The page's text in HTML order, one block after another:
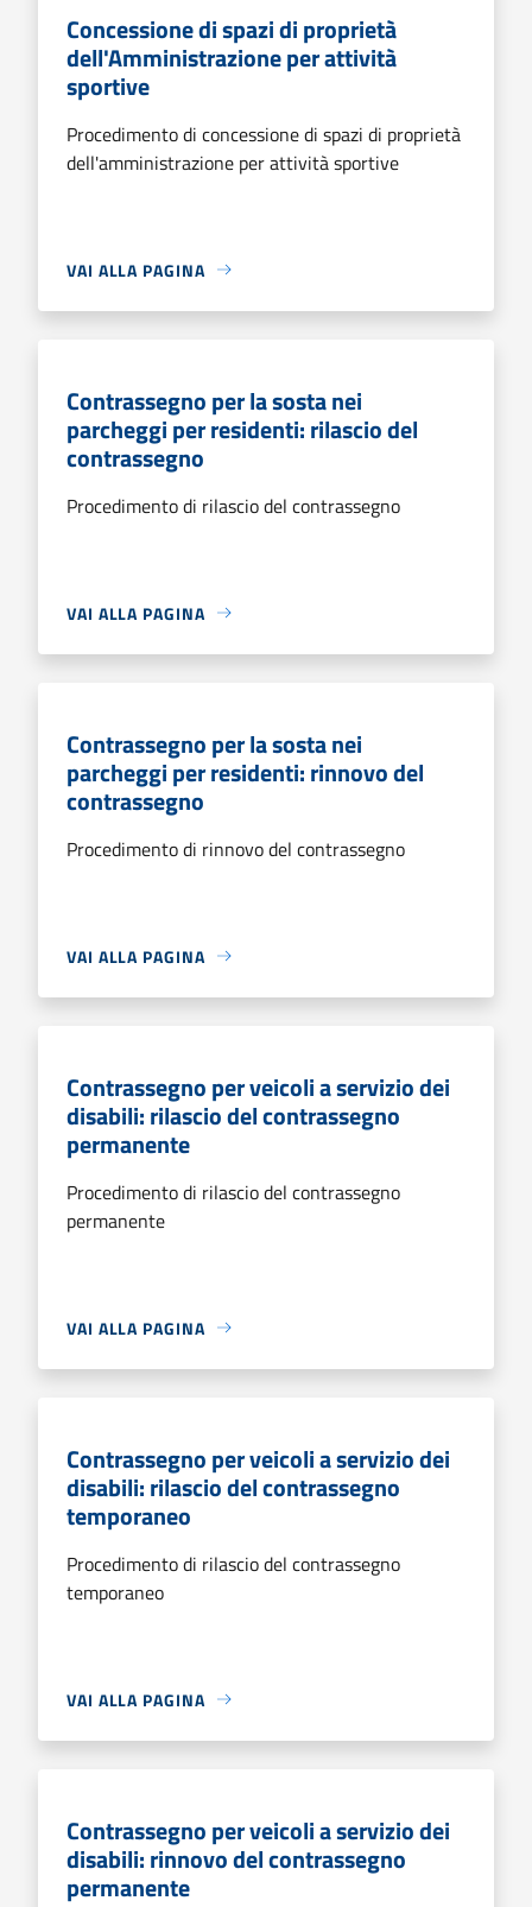
Concessione di spazi di proprietà
dell'Amministrazione per attività
sportive
Procedimento di concessione di spazi di proprietà
dell'amministrazione per attività sportive
VAI ALLA PAGINA
Contrassegno per la sosta nei
parcheggi per residenti: rilascio del
contrassegno
Procedimento di rilascio del contrassegno
VAI ALLA PAGINA
Contrassegno per la sosta nei
parcheggi per residenti: rinnovo del
contrassegno
Procedimento di rinnovo del contrassegno
VAI ALLA PAGINA
Contrassegno per veicoli a servizio dei
disabili: rilascio del contrassegno
permanente
Procedimento di rilascio del contrassegno
permanente
VAI ALLA PAGINA
Contrassegno per veicoli a servizio dei
disabili: rilascio del contrassegno
temporaneo
Procedimento di rilascio del contrassegno
temporaneo
VAI ALLA PAGINA
Contrassegno per veicoli a servizio dei
disabili: rinnovo del contrassegno
permanente